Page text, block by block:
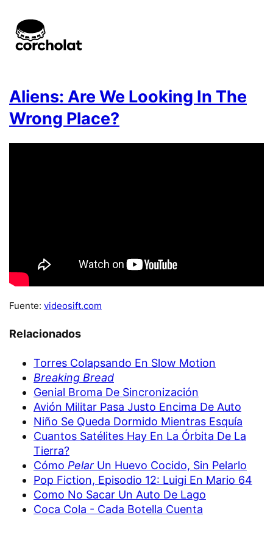
Aliens: Are We Looking In The
Wrong Place?
Fuente: videosift.com
Relacionados
Torres Colapsando En Slow Motion
Breaking Bread
Genial Broma De Sincronización
Avión Militar Pasa Justo Encima De Auto
Niño Se Queda Dormido Mientras Esquía
Cuantos Satélites Hay En La Órbita De La
Tierra?
Cómo Pelar Un Huevo Cocido, Sin Pelarlo
Pop Fiction, Episodio 12: Luigi En Mario 64
Como No Sacar Un Auto De Lago
Coca Cola - Cada Botella Cuenta